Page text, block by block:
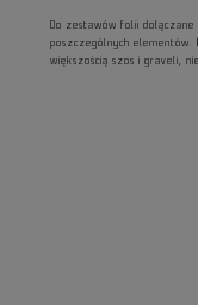
Do zestawów folii
poszczególnych elementów.
większością szos i graveli,